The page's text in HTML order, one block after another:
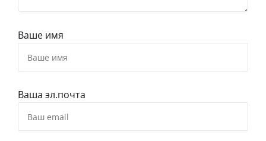
Ваше имя
Ваша эл.почта